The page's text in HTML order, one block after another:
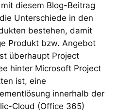
diesem Blog-Beitrag
Unterschiede in den
bestehen, damit
Produkt bzw. Angebot
überhaupt Project
hinter Microsoft Project
ist, eine
innerhalb der
Cloud (Office 365)